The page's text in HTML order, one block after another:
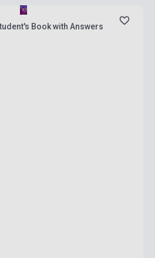
Book with Answers